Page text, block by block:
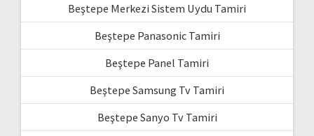
Beştepe Merkezi Sistem Uydu Tamiri
Beştepe Panasonic Tamiri
Beştepe Panel Tamiri
Beştepe Samsung Tv Tamiri
Beştepe Sanyo Tv Tamiri